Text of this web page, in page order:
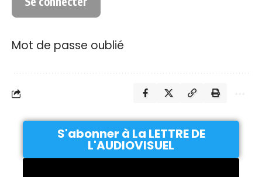
Mot de passe oublié
S'abonner à La LETTRE DE
L'AUDIOVISUEL